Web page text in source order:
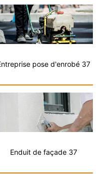
pose d'enrobé 37
Enduit de façade 37